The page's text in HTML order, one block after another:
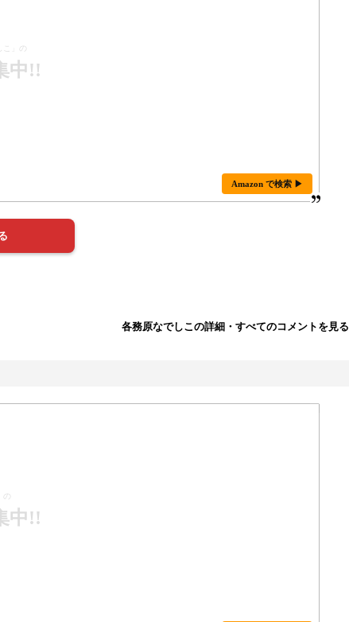
こ」の
中!!
Amazon で検索 ▶
各務原なでしこの詳細・すべてのコメントを見る
の
中!!